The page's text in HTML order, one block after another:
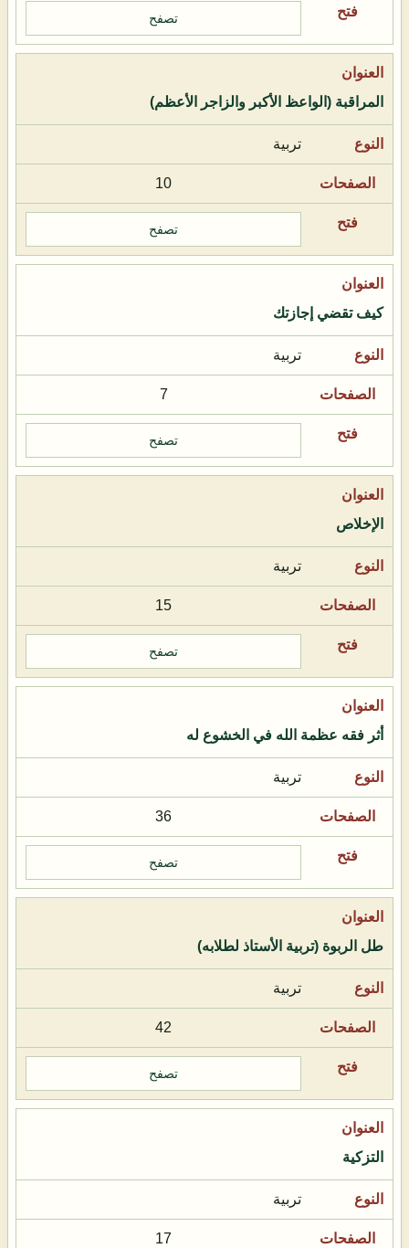
تصفح
المراقبة (الواعظ الأكبر والزاجر الأعظم)
تربية
10
تصفح
كيف تقضي إجازتك
تربية
7
تصفح
الإخلاص
تربية
15
تصفح
أثر فقه عظمة الله في الخشوع له
تربية
36
تصفح
طل الربوة (تربية الأستاذ لطلابه)
تربية
42
تصفح
التزكية
تربية
17